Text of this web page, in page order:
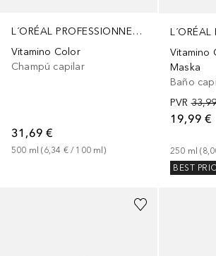
L´ORÉAL PROFESSIONNEL PARIS
Vitamino Color
Champú capilar
31,69 €
500 ml (6,34 € / 100 ml )
Vitamino
Maska
Baño
PVR
19,99 €
250 ml (
BEST